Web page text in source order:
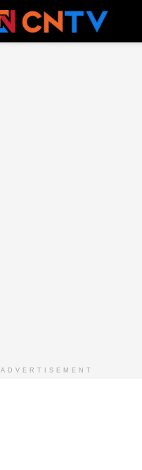
ADVERTISEMENT